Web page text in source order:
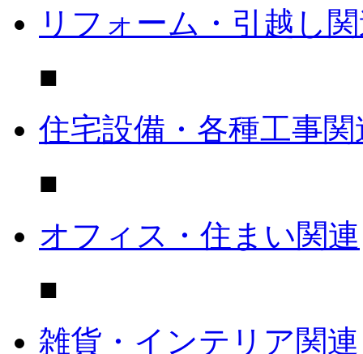
リフォーム・引越し
■
住宅設備・各種工事関
■
オフィス・住まい関連
■
雑貨・インテリア関連